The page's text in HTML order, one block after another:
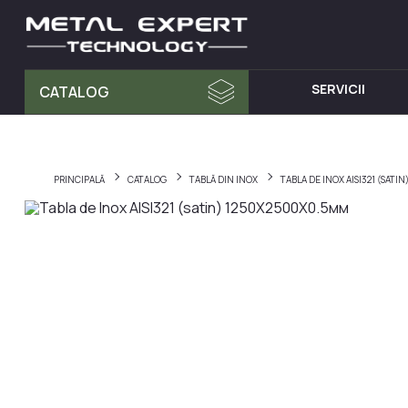
CATALOG SERVICII
Țeavă Rotunda
Chiuvete
Dulapuri
PRINCIPALĂ CATALOG TABLĂ DIN INOX TABLA DE INOX AISI321